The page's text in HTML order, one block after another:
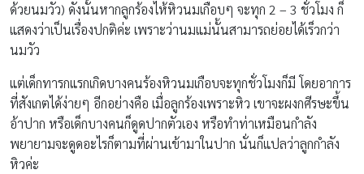
ด้วยนมวัว) ดังนั้นหากลูกร้องไห้หิวนมเกือบๆ จะทุก 2 – 3 ชั่วโมง ก็
แสดงว่าเป็นเรื่องปกติค่ะ เพราะว่านมแม่นั้นสามารถย่อยได้เร็วกว่า
นมวัว
แต่เด็กทารกแรกเกิดบางคนร้องหิวนมเกือบจะทุกชั่วโมงก็มี โดยอาการ
ที่สังเกตได้ง่ายๆ อีกอย่างคือ เมื่อลูกร้องเพราะหิว เขาจะผงกศีรษะขึ้น
อ้าปาก หรือเด็กบางคนก็ดูดปากตัวเอง หรือทำท่าเหมือนกำลัง
พยายามจะดูดอะไรก็ตามที่ผ่านเข้ามาในปาก นั่นก็แปลว่าลูกกำลัง
หิวค่ะ